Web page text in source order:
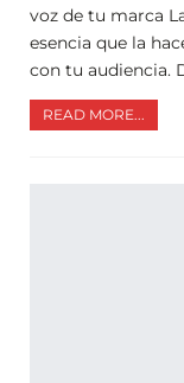
voz de tu marca
esencia que la
con tu audiencia.
READ MORE...